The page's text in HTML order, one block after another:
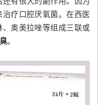
疗口腔厌氧菌。在西医
奥美拉唑等组成三联或
。